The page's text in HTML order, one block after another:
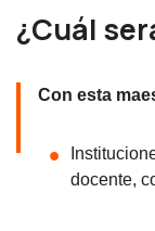
¿Cuál
Con esta
docente,